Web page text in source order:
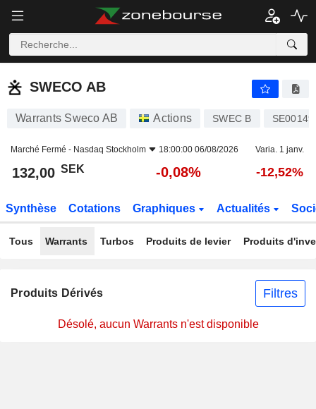
SWECO AB
SWECO AB
Warrants Sweco AB Actions SWEC B
Marché Fermé - Nasdaq Stockholm 18:00:00 06/08/2026 Varia. 1 janv.
132,00 SEK -0,08% -12,52%
Synthèse Cotations Graphiques Actualités
Tous Warrants Turbos Produits de levier Produits
Produits Dérivés Filtres
Désolé, aucun Warrants n'est disponible